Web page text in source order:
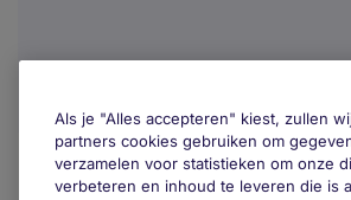
Als je "Alles accepteren" kiest, zullen
partners cookies gebruiken om
verzamelen voor statistieken om onze
verbeteren en inhoud te leveren die is